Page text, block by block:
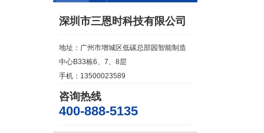
深圳市三恩时科技有限公司
地址：广州市增城区低碳总部园智能制造
中心B33栋6、7、8层
手机：13500023589
咨询热线
400-888-5135